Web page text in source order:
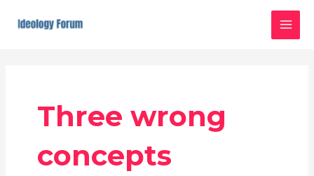
Three wrong
concepts